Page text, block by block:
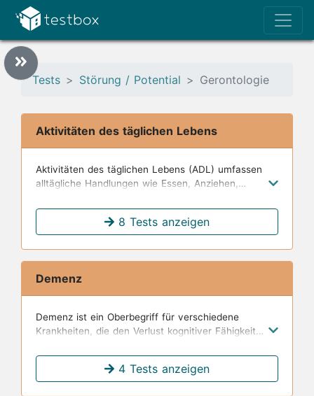
Tests Störung / Potential Gerontologie
Aktivitäten des täglichen Lebens
Aktivitäten des täglichen Lebens (ADL) umfassen
alltägliche Handlungen wie Essen, Anziehen,
unabhängiges Leben notwendig sind.
8 Tests anzeigen
Demenz
Demenz ist ein Oberbegriff für verschiedene
Krankheiten, die den Verlust kognitiver Fähigkeiten
verursachen.
4 Tests anzeigen